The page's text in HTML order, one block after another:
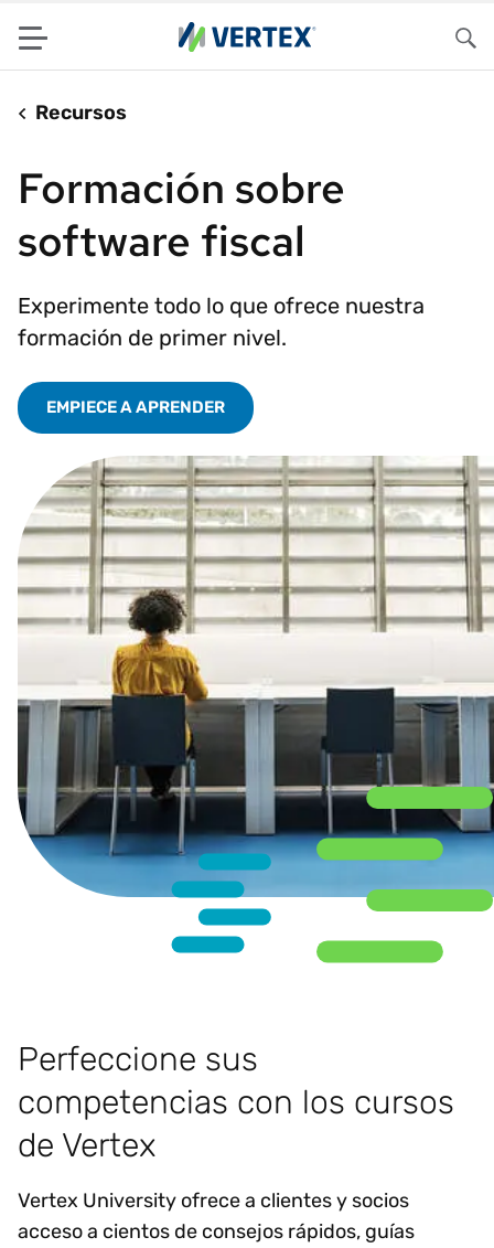
Menu
Recursos
Formación sobre
software fiscal
Experimente todo lo que ofrece nuestra
formación de primer nivel.
EMPIECE A APRENDER
Perfeccione sus
competencias con los cursos
de Vertex
Vertex University ofrece a clientes y socios
acceso a cientos de consejos rápidos, guías